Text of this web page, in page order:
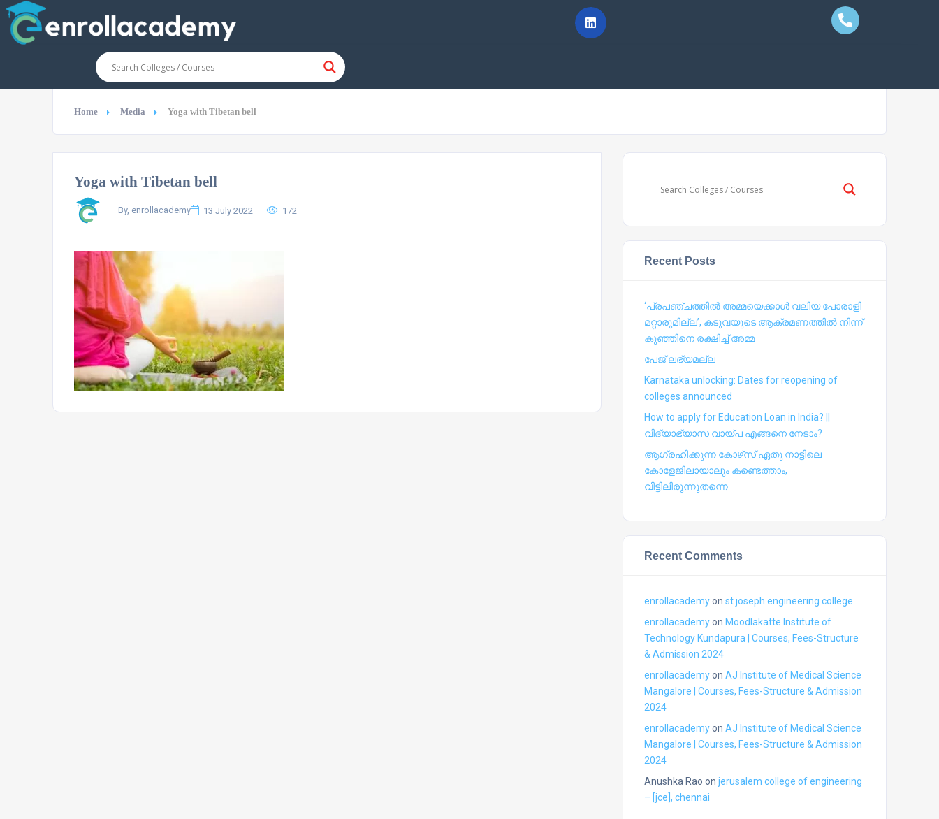
Home Media Yoga with Tibetan bell
Yoga with Tibetan bell
By, enrollacademy 13 July 2022 172
Recent Posts
‘പ്രപഞ്ചത്തില്‍ അമ്മയെക്കാള്‍ വലിയ പോരാളി
മറ്റാരുമില്ല’, കടുവയുടെ ആക്രമണത്തില്‍ നിന്ന്
കുഞ്ഞിനെ രക്ഷിച്ച് അമ്മ
പേജ് ലഭ്യമല്ല
Karnataka unlocking: Dates for reopening of
colleges announced
How to apply for Education Loan in India? ||
വിദ്യാഭ്യാസ വായ്പ എങ്ങനെ നേടാം?
ആഗ്രഹിക്കുന്ന കോഴ്‍സ് ഏതു നാട്ടിലെ
കോളേജിലായാലും കണ്ടെത്താം,
വീട്ടിലിരുന്നുതന്നെ
Recent Comments
enrollacademyon st joseph engineering college
enrollacademyon Moodlakatte Institute of
Technology Kundapura | Courses, Fees-Structure
& Admission 2024
enrollacademyon AJ Institute of Medical Science
Mangalore | Courses, Fees-Structure & Admission
2024
enrollacademyon AJ Institute of Medical Science
Mangalore | Courses, Fees-Structure & Admission
2024
Anushka Rao on jerusalem college of engineering
– [jce], chennai